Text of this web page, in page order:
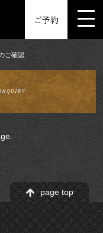
ご予約
ご確認
page top